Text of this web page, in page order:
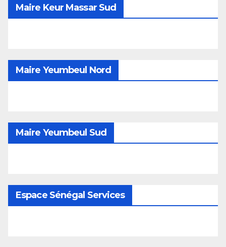
Maire Keur Massar Sud
Maire Yeumbeul Nord
Maire Yeumbeul Sud
Espace Sénégal Services